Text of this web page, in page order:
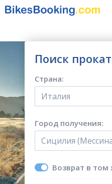
Поиск
Страна:
Италия
Город получения:
Сицилия
Возврат в том